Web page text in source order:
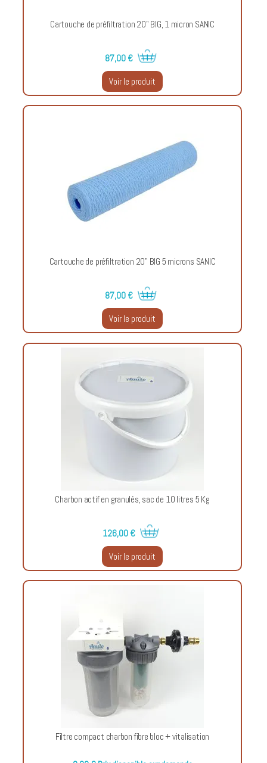
Cartouche de préfiltration 20" BIG, 1 micron SANIC
87,00 €
Voir le produit
Cartouche de préfiltration 20" BIG 5 microns SANIC
87,00 €
Voir le produit
Charbon actif en granulés, sac de 10 litres 5 Kg
126,00 €
Voir le produit
Filtre compact charbon fibre bloc + vitalisation